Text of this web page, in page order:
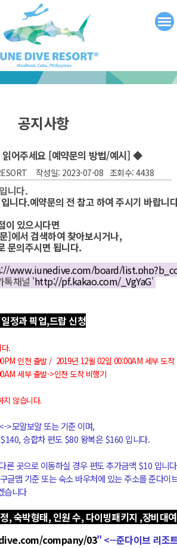
공지사항
어주세요 [예약문의 방법/예시] ◆
작성일: 2023-07-08 조회수: 4438
니다.
니다.예약문의 전 참고 하여 주시기 바랍니
이 있으시다면
]에서 검색하여 찾아보시거나,
문의주시면 됩니다.
www.junedive.com/board/
톡채널 'http://pf.kakao.com/_VgYaG'
정과 픽업,드랍 신청
.
인천 출발 / 2019년 12월 02일 00:00AM 세부 도착
세부 출발->인천 도착 비행기
지 않습니다.
>모알보알 또는 기준 이며,
승합차 편도 $80 왕복은 $160 입니다.
른 곳으로 이동하실 경우 편도 추가금액 $10 입니
글맵 기준 또는 숙소 바우처에 있는 주소를 준다이
습니다
, 숙박형태, 인원 수, 다이빙패키지 ,장비대
company/03" <--준다이브 리조